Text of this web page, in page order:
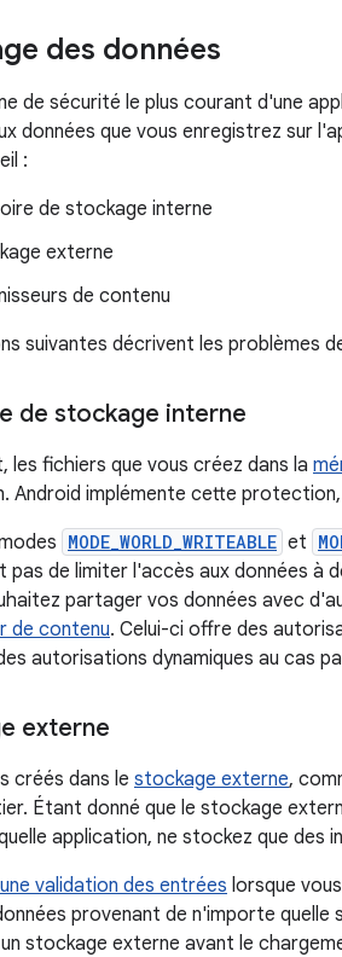
des données
de sécurité le plus courant d'une
données que vous enregistrez sur
:
de stockage interne
externe
de contenu
suivantes décrivent les problèmes
de stockage interne
les fichiers que vous créez dans la
Android implémente cette
MODE_WORLD_WRITEABLE et
pas de limiter l'accès aux données à
partager vos données avec
de contenu. Celui-ci offre des
autorisations dynamiques au cas
externe
créés dans le stockage externe,
Étant donné que le stockage
application, ne stockez que des
validation des entrées lorsque
provenant de n'importe
stockage externe avant le